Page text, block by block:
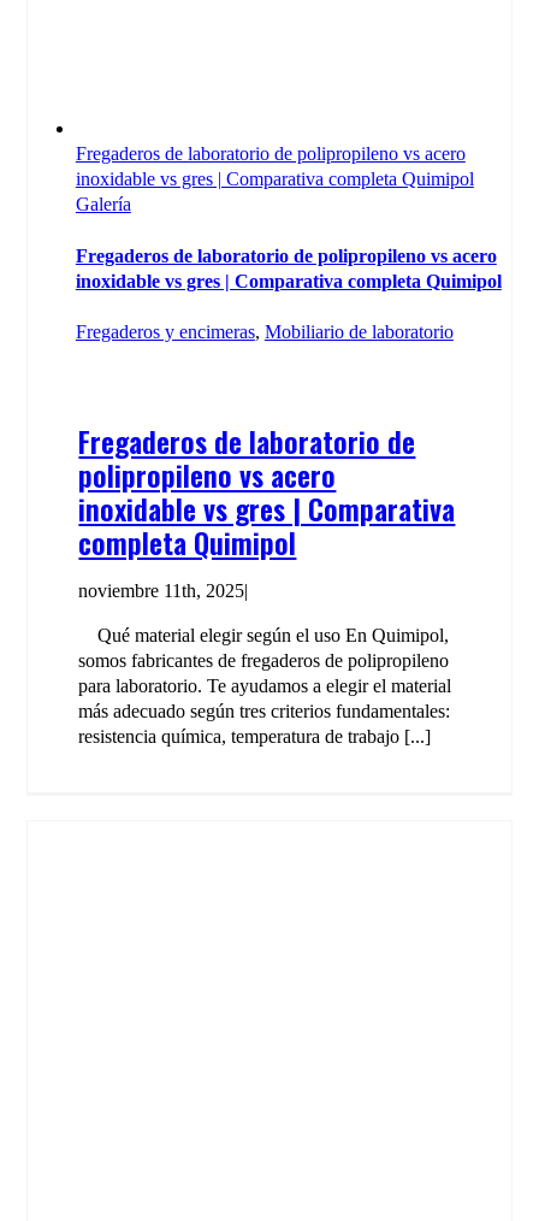
Fregaderos de laboratorio de polipropileno vs acero
inoxidable vs gres | Comparativa completa Quimipol
Galería
Fregaderos de laboratorio de polipropileno vs acero
inoxidable vs gres | Comparativa completa Quimipol
Fregaderos y encimeras, Mobiliario de laboratorio
Fregaderos de laboratorio de
polipropileno vs acero
inoxidable vs gres | Comparativa
completa Quimipol
noviembre 11th, 2025|
Qué material elegir según el uso En Quimipol,
somos fabricantes de fregaderos de polipropileno
para laboratorio. Te ayudamos a elegir el material
más adecuado según tres criterios fundamentales:
resistencia química, temperatura de trabajo [...]